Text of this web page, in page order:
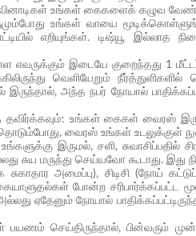
வினாடிகள் உங்கள் கைகளைக் கழுவ
உங்கள் வாயை
எறியுங்கள். டிஷ்யூ இல்லாத
எவருக்கும் இடையே குறைந்தது 1
வெளியேறும்
இருந்தால், அந்த நபர் நோயால்
உங்கள் கைகள் வைரஸ்
வைரஸ் உங்கள் உடலுக்குள்
இருமல், சளி,
சுய மருந்து செய்யவோ கூடாது.
அமைப்பு), சிடிசி (நோய்
போன்ற சரிபார்க்கப்பட்ட
ஏதேனும் நோயால்
செய்திருந்தால், பின்வரும்